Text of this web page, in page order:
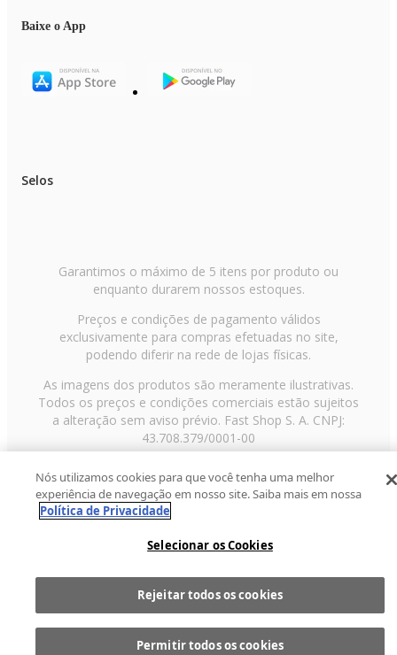
Comprar
Baixe o App
Selos
Garantimos o máximo de 5 itens por produto ou
enquanto durarem nossos estoques.
Preços e condições de pagamento válidos
exclusivamente para compras efetuadas no site,
podendo diferir na rede de lojas físicas.
As imagens dos produtos são meramente ilustrativas.
Todos os preços e condições comerciais estão sujeitos
a alteração sem aviso prévio. Fast Shop S. A. CNPJ:
43.708.379/0001-00
Paulo/SP, CEP 02029-001, Telefone: 11 3003-3728 ©
2013 Fast Shop - Todos os direitos reservadosRF
Nós utilizamos cookies para que você tenha uma melhor
experiência de navegação em nosso site. Saiba mais em nossa
Política de Privacidade
Selecionar os Cookies
Rejeitar todos os cookies
Permitir todos os cookies